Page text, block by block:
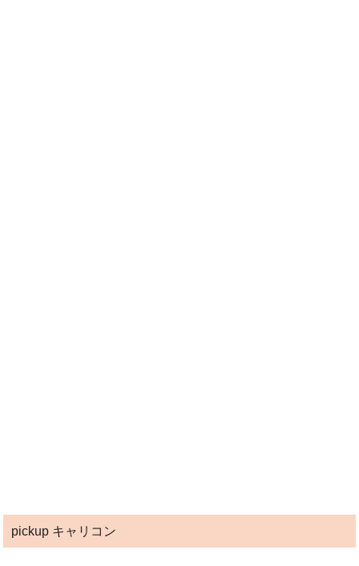
pickup キャリコン